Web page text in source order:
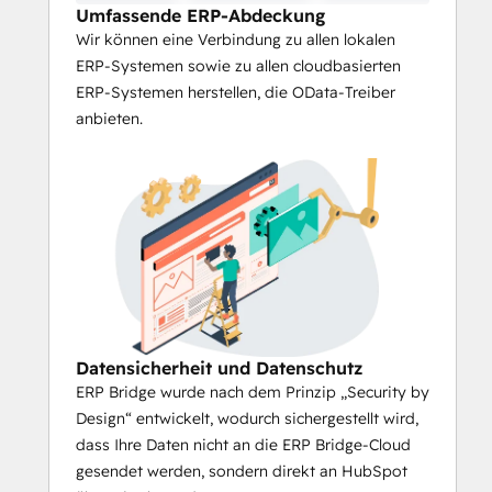
genießen Sie alle Vorteile einer ERP-
Integration, ohne sich um die
Sicherheit sorgen zu müssen, da
ERP Bridge keinen Zugriff auf Ihre
Die Datensynchronisation und die
Konfiguration von ERP Bridge
erfolgen getrennt voneinander;
Wählen Sie die HubSpot-Objekte
aus, die Sie zuordnen und
synchronisieren möchten:
Kontakte,
Unternehmen,
Tickets,
Umfassende ERP-Abdeckung
Wir können eine Verbindung zu allen lokalen
ERP-Systemen sowie zu allen cloudbasierten
ERP-Systemen herstellen, die OData-Treiber
anbieten.
Datensicherheit und Datenschutz
ERP Bridge wurde nach dem Prinzip „Security by
Design“ entwickelt, wodurch sichergestellt wird,
dass Ihre Daten nicht an die ERP Bridge-Cloud
gesendet werden, sondern direkt an HubSpot